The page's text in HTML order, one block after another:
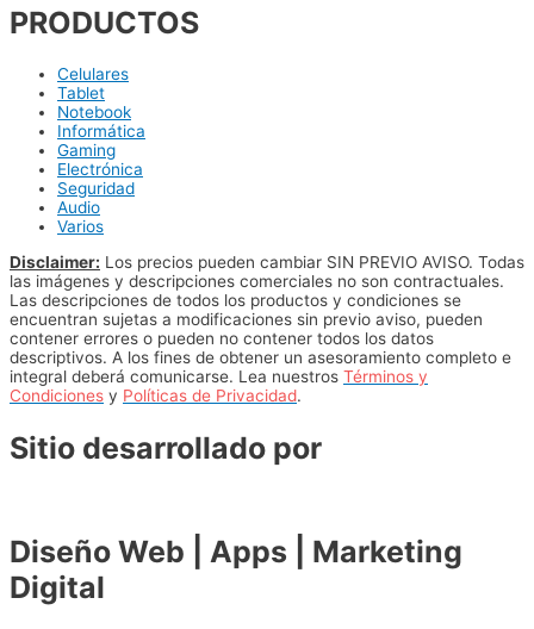
PRODUCTOS
Celulares
Tablet
Notebook
Informática
Gaming
Electrónica
Seguridad
Audio
Varios
Disclaimer: Los precios pueden cambiar SIN PREVIO AVISO. Todas
las imágenes y descripciones comerciales no son contractuales.
Las descripciones de todos los productos y condiciones se
encuentran sujetas a modificaciones sin previo aviso, pueden
contener errores o pueden no contener todos los datos
descriptivos. A los fines de obtener un asesoramiento completo e
integral deberá comunicarse. Lea nuestros Términos y
Condiciones y Políticas de Privacidad.
Sitio desarrollado por
Diseño Web | Apps | Marketing
Digital